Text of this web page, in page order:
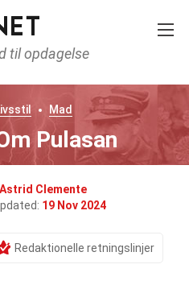
til opdagelse
Mad
Pulasan
Astrid Clemente
19 Nov 2024
Redaktionelle retningslinjer